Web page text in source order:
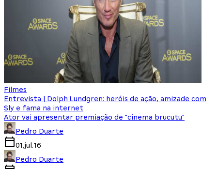
Filmes
Entrevista | Dolph Lundgren: heróis de ação, amizade com
Sly e fama na internet
Ator vai apresentar premiação de "cinema brucutu"
Pedro Duarte
01.jul.16
Pedro Duarte